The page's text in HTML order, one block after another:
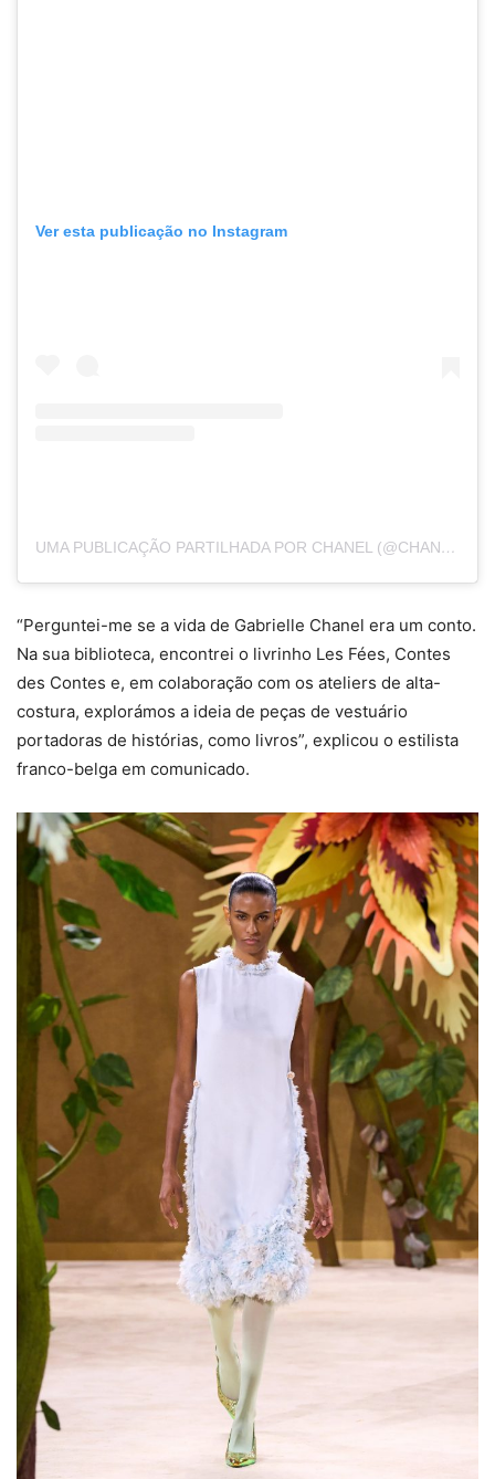
Ver esta publicação no Instagram
UMA PUBLICAÇÃO PARTILHADA POR CHANEL (@CHANELOFFICIAL)
“Perguntei-me se a vida de Gabrielle Chanel era um conto.
Na sua biblioteca, encontrei o livrinho Les Fées, Contes
des Contes e, em colaboração com os ateliers de alta-
costura, explorámos a ideia de peças de vestuário
portadoras de histórias, como livros”, explicou o estilista
franco-belga em comunicado.